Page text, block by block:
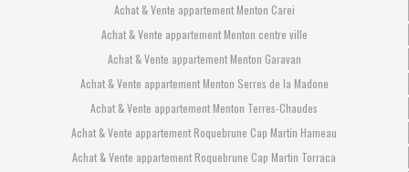
Achat & Vente appartement Menton Carei
Achat & Vente appartement Menton centre ville
Achat & Vente appartement Menton Garavan
Achat & Vente appartement Menton Serres de la Madone
Achat & Vente appartement Menton Terres-Chaudes
Achat & Vente appartement Roquebrune Cap Martin Hameau
Achat & Vente appartement Roquebrune Cap Martin Torraca